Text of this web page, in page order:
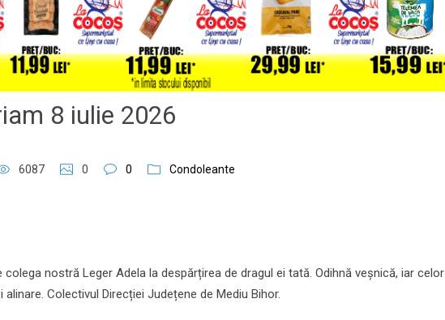
8 iulie 2026
6087 0 0 Condoleante
nostră Leger Adela la despărțirea de dragul ei tată. Odihnă veșnică, iar celor
Colectivul Direcției Județene de Mediu Bihor.